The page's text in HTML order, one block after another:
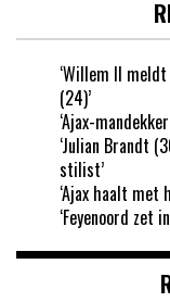
‘Willem II
(24)’
‘Ajax-
‘Julian Brandt
stilist’
‘Ajax haalt met
‘Feyenoord zet